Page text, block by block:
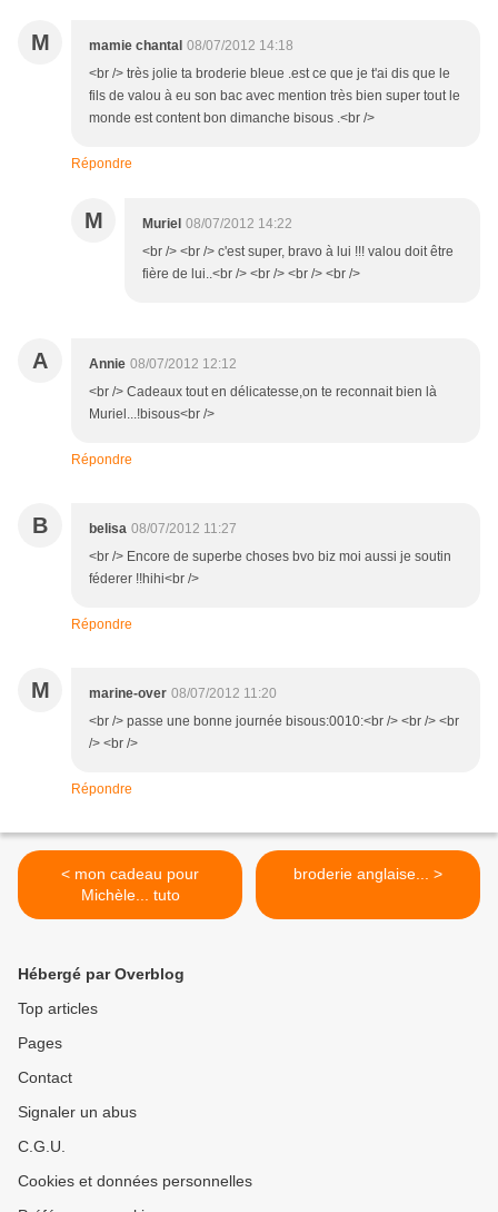
M mamie chantal 08/07/2012 14:18
<br /> très jolie ta broderie bleue .est ce que je t'ai dis que le
fils de valou à eu son bac avec mention très bien super tout le
monde est content bon dimanche bisous .<br />
Répondre
M Muriel 08/07/2012 14:22
<br /> <br /> c'est super, bravo à lui !!! valou doit être
fière de lui..<br /> <br /> <br /> <br />
A Annie 08/07/2012 12:12
<br /> Cadeaux tout en délicatesse,on te reconnait bien là
Muriel...!bisous<br />
Répondre
B belisa 08/07/2012 11:27
<br /> Encore de superbe choses bvo biz moi aussi je soutin
féderer !!hihi<br />
Répondre
M marine-over 08/07/2012 11:20
<br /> passe une bonne journée bisous:0010:<br /> <br /> <br
/> <br />
Répondre
< mon cadeau pour
Michèle... tuto
broderie anglaise... >
Hébergé par Overblog
Top articles
Pages
Contact
Signaler un abus
C.G.U.
Cookies et données personnelles